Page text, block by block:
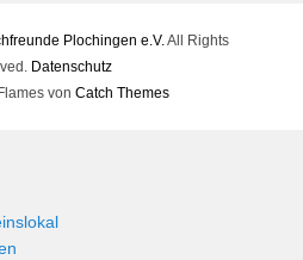
Plochingen e.V.All Rights
Datenschutz
von Catch Themes